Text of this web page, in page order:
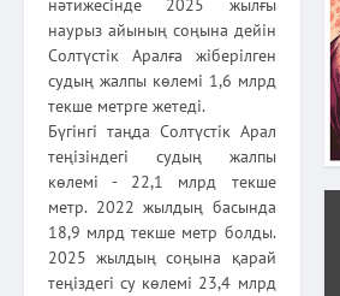
нәтижесінде 2025 жылғы
наурыз айының соңына дейін
Солтүстік Аралға жіберілген
судың жалпы көлемі 1,6 млрд
текше метрге жетеді.
Бүгінгі таңда Солтүстік Арал
теңізіндегі судың жалпы
көлемі - 22,1 млрд текше
метр. 2022 жылдың басында
18,9 млрд текше метр болды.
2025 жылдың соңына қарай
теңіздегі су көлемі 23,4 млрд